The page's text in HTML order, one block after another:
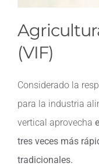
(VIF)
Considerado la
para la industria
vertical aprovecha
tres veces más
tradicionales.